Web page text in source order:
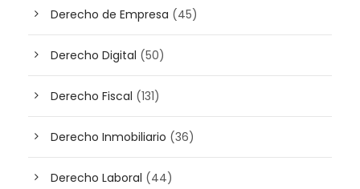
Derecho de Empresa (45)
Derecho Digital (50)
Derecho Fiscal (131)
Derecho Inmobiliario (36)
Derecho Laboral (44)